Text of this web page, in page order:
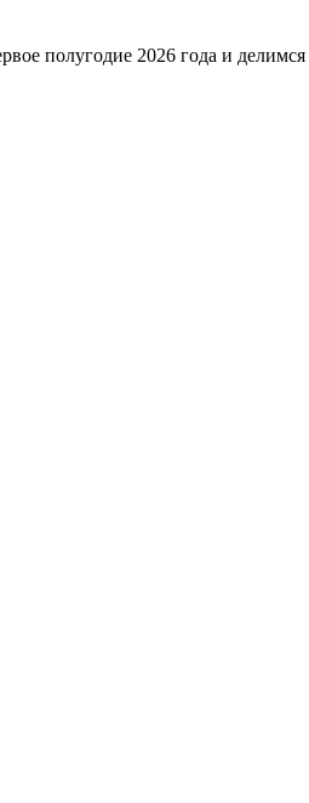
полугодие 2026 года и делимся